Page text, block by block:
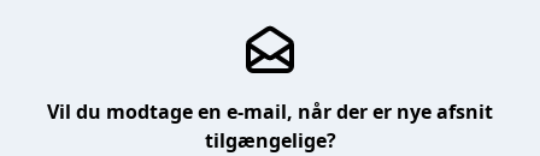
Vil du modtage en e-mail, når der er nye afsnit
tilgængelige?